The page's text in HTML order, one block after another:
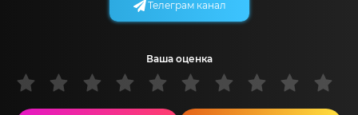
Ваша оценка
Телеграм канал